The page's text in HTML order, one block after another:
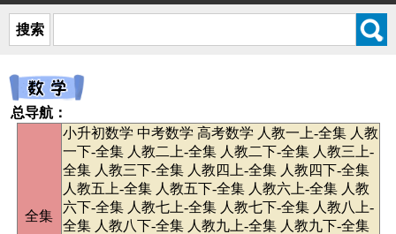
搜索
总导航：
全集
小升初数学 中考数学 高考数学 人教一上-全集 人教
一下-全集 人教二上-全集 人教二下-全集 人教三上-
全集 人教三下-全集 人教四上-全集 人教四下-全集
人教五上-全集 人教五下-全集 人教六上-全集 人教
六下-全集 人教七上-全集 人教七下-全集 人教八上-
全集 人教八下-全集 人教九上-全集 人教九下-全集